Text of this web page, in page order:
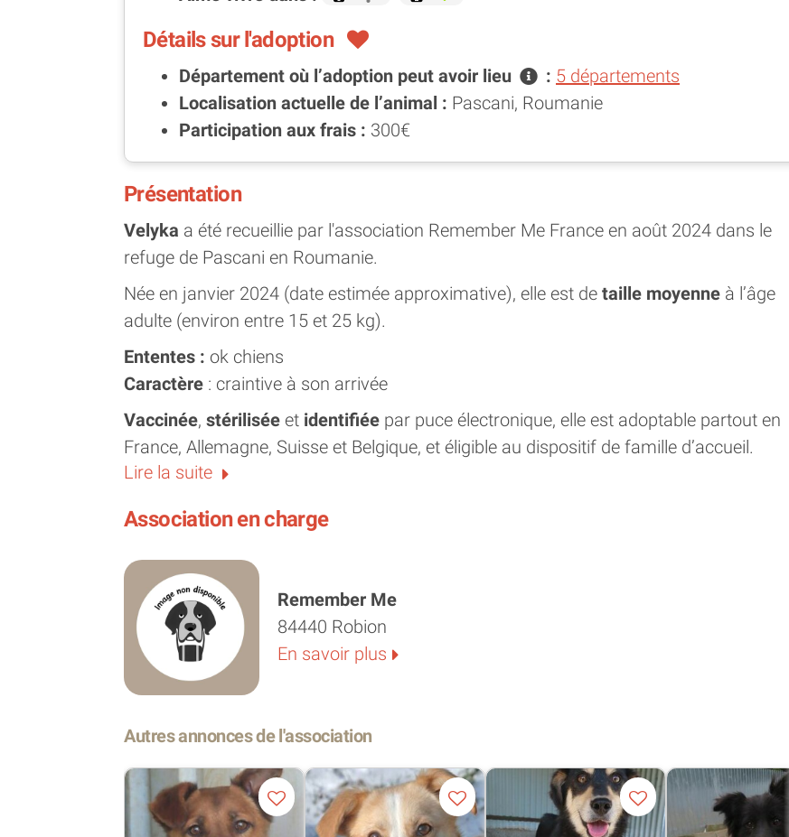
Détails sur l'adoption
Département où l’adoption peut avoir lieu : 5 départements
Localisation actuelle de l’animal : Pascani, Roumanie
Participation aux frais : 300€
Présentation
Velyka a été recueillie par l'association Remember Me France en août 2024 dans le
refuge de Pascani en Roumanie.
Née en janvier 2024 (date estimée approximative), elle est de taille moyenne à l’âge
adulte (environ entre 15 et 25 kg).
Ententes : ok chiens
Caractère : craintive à son arrivée
Vaccinée, stérilisée et identifiée par puce électronique, elle est adoptable partout en
France, Allemagne, Suisse et Belgique, et éligible au dispositif de famille d’accueil.
Rdv sur sa page sur le site de l'association :
https://remembermefrance.org/pets/velkya/
velyka-chiot-femelle-de-petite-taille-a-l-age-adulte-nee-environ-en-janvier-2024-
remember-me-land
Vous vous sentez prêts à lui offrir le foyer qu’elle mérite ? Merci de remplir la fiche de
renseignements pour demande d’adoption ou d’accueil sur le site internet de
l’association : https://remembermefrance.org/adopter/procedure-
possible.
Frais d’adoption: 300 €. Ces frais permettent de régler une petite partie des dépenses
liées aux vaccins, soins, stérilisation, nourriture, rapatriement, passeport,
Lire la suite
Association en charge
Remember Me
84440 Robion
En savoir plus
Autres annonces de l'association